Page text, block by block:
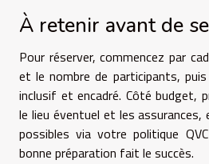
À retenir avant de
Pour réserver, commencez par
et le nombre de participants,
inclusif et encadré. Côté budget,
le lieu éventuel et les
possibles via votre politique
bonne préparation fait le succès.